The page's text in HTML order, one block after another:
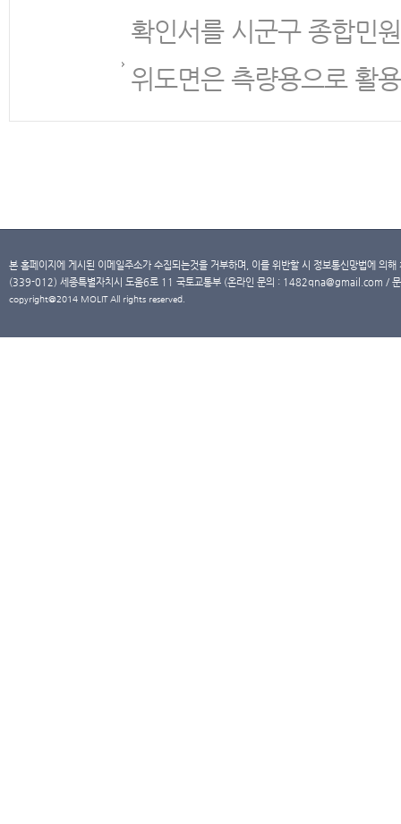
확인서를 시군구 종합민
위도면은 측량용으로 활
본 홈페이지에 게시된 이메일주소가 수집되는것을 거부하며, 이를 위반할 시 정보통신망법에 의
(339-012) 세종특별자치시 도움6로 11 국토교통부 (온라인 문의 : 1482qna@gmail.com /
copyright@2014 MOLIT All rights reserved.